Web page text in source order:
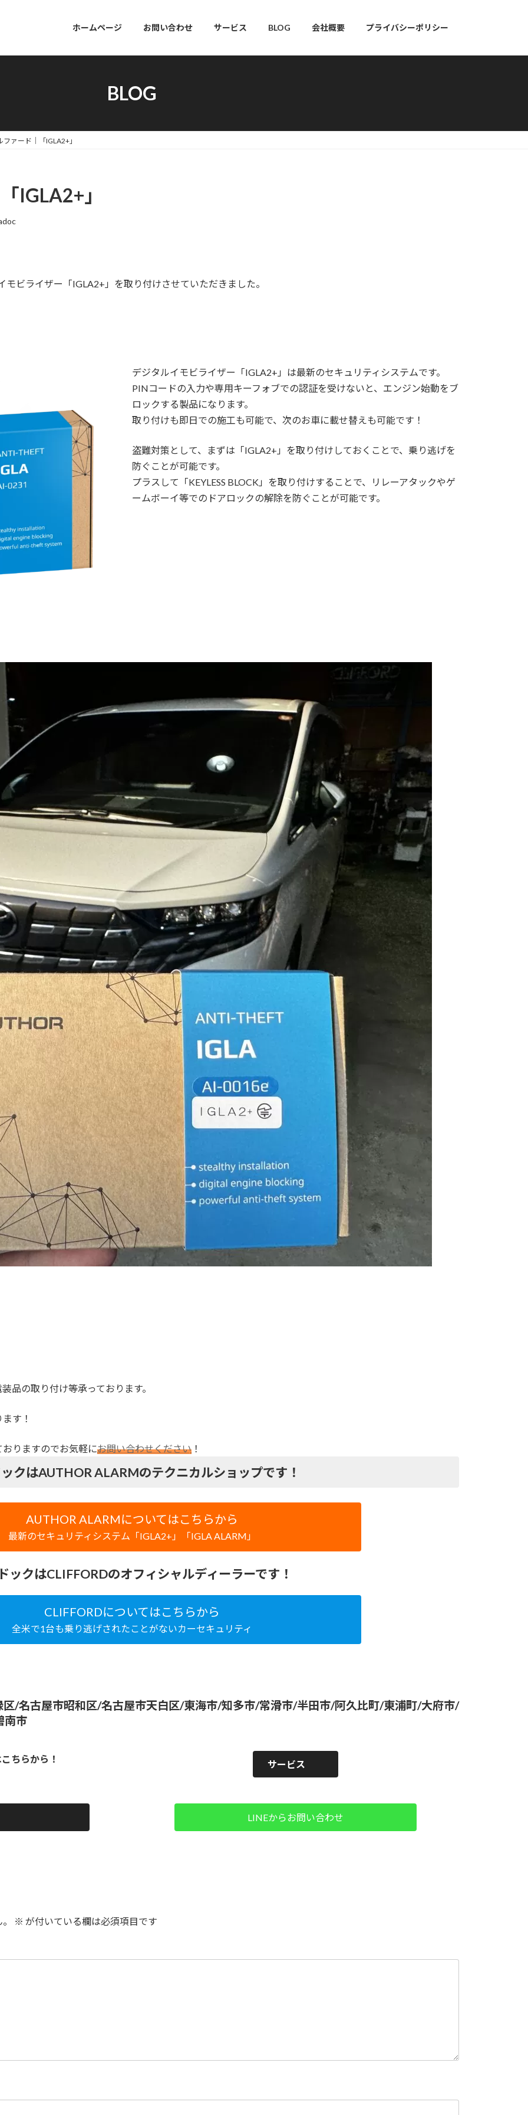
ホームページ お問い合わせ サービス BLOG 会社概要 プライバシーポリシー
BLOG
ァード｜「IGLA2+」
IGLA2+」
ライザー「IGLA2+」を取り付けさせていただきました。
デジタルイモビライザー「IGLA2+」は最新のセキュリティシステムです。
PINコードの入力や専用キーフォブでの認証を受けないと、エンジン始動をブ
ロックする製品になります。
取り付けも即日での施工も可能で、次のお車に載せ替えも可能です！
盗難対策として、まずは「IGLA2+」を取り付けしておくことで、乗り逃げを
防ぐことが可能です。
プラスして「KEYLESS BLOCK」を取り付けすることで、リレーアタックやゲ
ームボーイ等でのドアロックの解除を防ぐことが可能です。
品の取り付け等承っております。
す！
りますのでお気軽にお問い合わせください ！
クはAUTHOR ALARMのテクニカルショップです！
AUTHOR ALARMについてはこちらから
最新のセキュリティシステム「IGLA2+」「IGLA ALARM」
ックはCLIFFORDのオフィシャルディーラーです！
CLIFFORDについてはこちらから
全米で1台も乗り逃げされたことがないカーセキュリティ
/名古屋市昭和区/名古屋市天白区/東海市/知多市/常滑市/半田市/阿久比町/東浦町/大府市/
南市
ちらから！ サービス
LINEからお問い合わせ
※ が付いている欄は必須項目です